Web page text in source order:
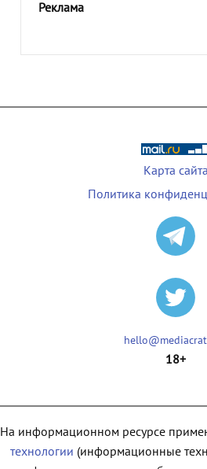
Реклама
Карта сайта
Политика
18+
На информационном ресурсе
технологии (информационные